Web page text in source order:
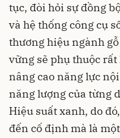
tục, đòi hỏi sự đồng
và hệ thống công cụ
thương hiệu ngành
vững sẽ phụ thuộc
nâng cao năng lực
năng lượng của từng
Hiệu suất xanh, do
đến cố định mà là